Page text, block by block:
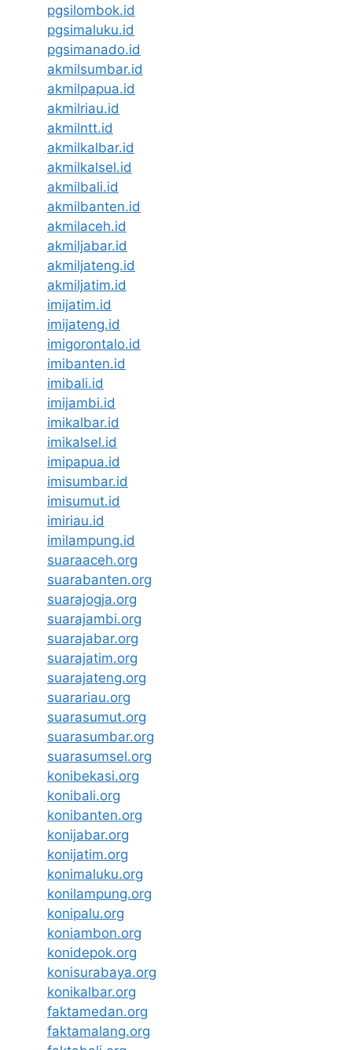
pgsilombok.id
pgsimaluku.id
pgsimanado.id
akmilsumbar.id
akmilpapua.id
akmilriau.id
akmilntt.id
akmilkalbar.id
akmilkalsel.id
akmilbali.id
akmilbanten.id
akmilaceh.id
akmiljabar.id
akmiljateng.id
akmiljatim.id
imijatim.id
imijateng.id
imigorontalo.id
imibanten.id
imibali.id
imijambi.id
imikalbar.id
imikalsel.id
imipapua.id
imisumbar.id
imisumut.id
imiriau.id
imilampung.id
suaraaceh.org
suarabanten.org
suarajogja.org
suarajambi.org
suarajabar.org
suarajatim.org
suarajateng.org
suarariau.org
suarasumut.org
suarasumbar.org
suarasumsel.org
konibekasi.org
konibali.org
konibanten.org
konijabar.org
konijatim.org
konimaluku.org
konilampung.org
konipalu.org
koniambon.org
konidepok.org
konisurabaya.org
konikalbar.org
faktamedan.org
faktamalang.org